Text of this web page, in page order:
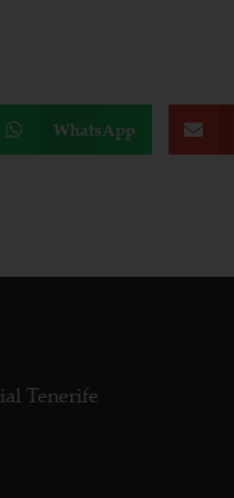
WhatsApp
Tenerife